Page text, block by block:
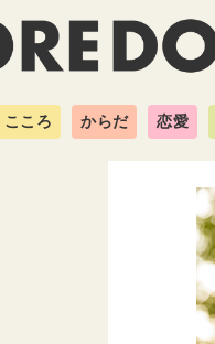
こころ からだ 恋愛